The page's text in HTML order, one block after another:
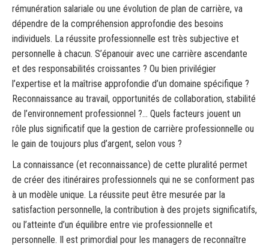
rémunération salariale ou une évolution de plan de carrière, va
dépendre de la compréhension approfondie des besoins
individuels. La réussite professionnelle est très subjective et
personnelle à chacun. S’épanouir avec une carrière ascendante
et des responsabilités croissantes ? Ou bien privilégier
l’expertise et la maîtrise approfondie d’un domaine spécifique ?
Reconnaissance au travail, opportunités de collaboration, stabilité
de l’environnement professionnel ?… Quels facteurs jouent un
rôle plus significatif que la gestion de carrière professionnelle ou
le gain de toujours plus d’argent, selon vous ?
La connaissance (et reconnaissance) de cette pluralité permet
de créer des itinéraires professionnels qui ne se conforment pas
à un modèle unique. La réussite peut être mesurée par la
satisfaction personnelle, la contribution à des projets significatifs,
ou l’atteinte d’un équilibre entre vie professionnelle et
personnelle. Il est primordial pour les managers de reconnaître